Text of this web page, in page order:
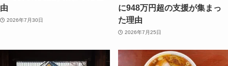
由
2026年7月30日
に948万円超の支援が集まっ
た理由
2026年7月25日